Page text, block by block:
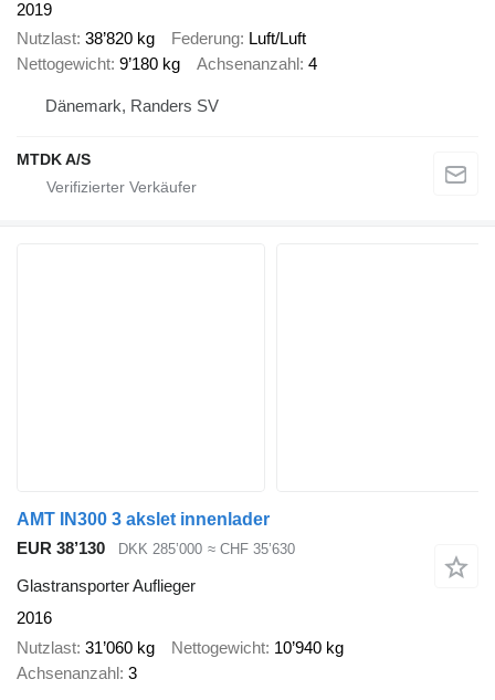
2019
Nutzlast 38’820 kg Federung Luft/Luft
Nettogewicht 9’180 kg Achsenanzahl 4
Dänemark, Randers SV
MTDK A/S
AMT IN300 3 akslet innenlader
EUR 38’130
DKK 285’000 ≈ CHF 35’630
Glastransporter Auflieger
2016
Nutzlast 31’060 kg Nettogewicht 10’940 kg
Achsenanzahl 3